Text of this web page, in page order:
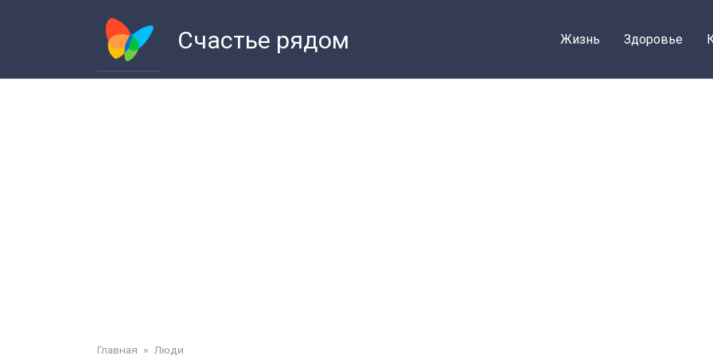
Счастье рядом Жизнь Здоровье
Главная » Люди